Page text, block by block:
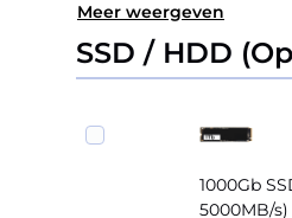
Meer weergeven
SSD / HDD
1000Gb
5000MB/s)